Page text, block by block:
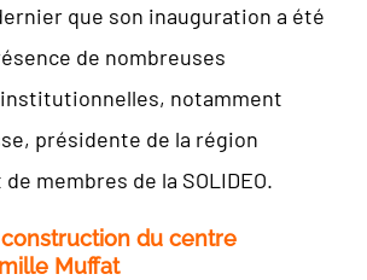
que son inauguration a été
de nombreuses
notamment
présidente de la région
membres de la SOLIDEO.
du centre
Muffat